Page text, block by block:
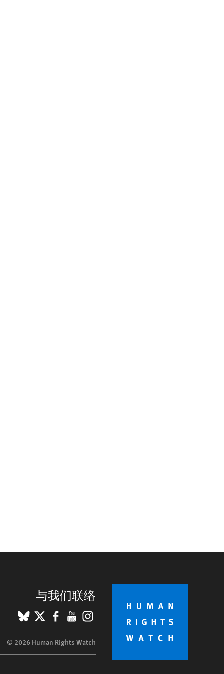
与我们联络
BlueSky
X Facebook
YouTube
Instagram
© 2026 Human Rights Watch